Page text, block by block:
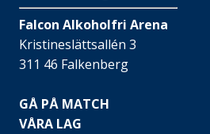
Falcon Alkoholfri Arena
Kristineslättsallén 3
311 46 Falkenberg
GÅ PÅ MATCH
VÅRA LAG